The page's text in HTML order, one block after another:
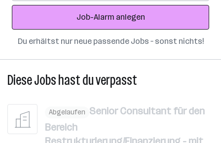
Adresse
Job-Alarm anlegen
Du erhältst nur neue passende Jobs – sonst nichts!
Diese Jobs hast du verpasst
Abgelaufen Senior Consultant für den
Bereich